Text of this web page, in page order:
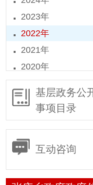
2023年
2022年
2021年
2020年
2019年
2018年
基层政务公
事项目录
互动咨询